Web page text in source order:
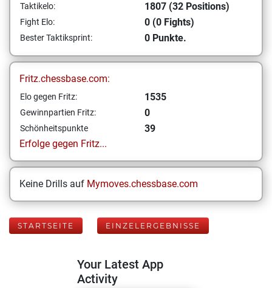
Taktikelo: 1807 (32 Positions)
Fight Elo: 0 (0 Fights)
Bester Taktiksprint: 0 Punkte.
Fritz.chessbase.com:
Elo gegen Fritz: 1535
Gewinnpartien Fritz: 0
Schönheitspunkte
39
Erfolge gegen Fritz...
Keine Drills auf Mymoves.chessbase.com
STARTSEITE EINZELERGEBNISSE
Your Latest App
Activity